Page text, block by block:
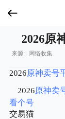
2026原
来源: 网络收集
2026原神卖号
2026原神卖
看个号
交易猫